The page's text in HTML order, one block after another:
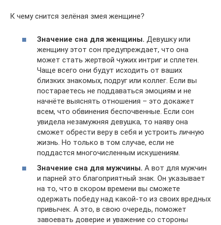
К чему снится зелёная змея женщине?
Значение сна для женщины. Девушку или
женщину этот сон предупреждает, что она
может стать жертвой чужих интриг и сплетен.
Чаще всего они будут исходить от ваших
близких знакомых, подруг или коллег. Если вы
постараетесь не поддаваться эмоциям и не
начнёте выяснять отношения – это докажет
всем, что обвинения беспочвенные. Если сон
увидела незамужняя девушка, то наяву она
сможет обрести веру в себя и устроить личную
жизнь. Но только в том случае, если не
поддастся многочисленным искушениям.
Значение сна для мужчины. А вот для мужчин
и парней это благоприятный знак. Он указывает
на то, что в скором времени вы сможете
одержать победу над какой-то из своих вредных
привычек. А это, в свою очередь, поможет
завоевать доверие и уважение со стороны